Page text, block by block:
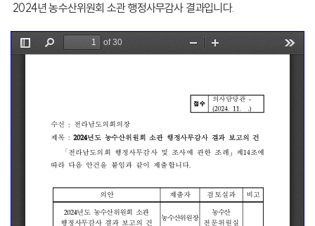
2024년 농수산위원회 소관 행정사무감사 결과입니다.